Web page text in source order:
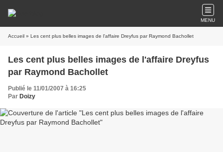
MENU
Accueil » Les cent plus belles images de l'affaire Dreyfus par Raymond Bachollet
Les cent plus belles images de l'affaire Dreyfus
par Raymond Bachollet
Publié le 11/01/2007 à 16:25
Par Doizy